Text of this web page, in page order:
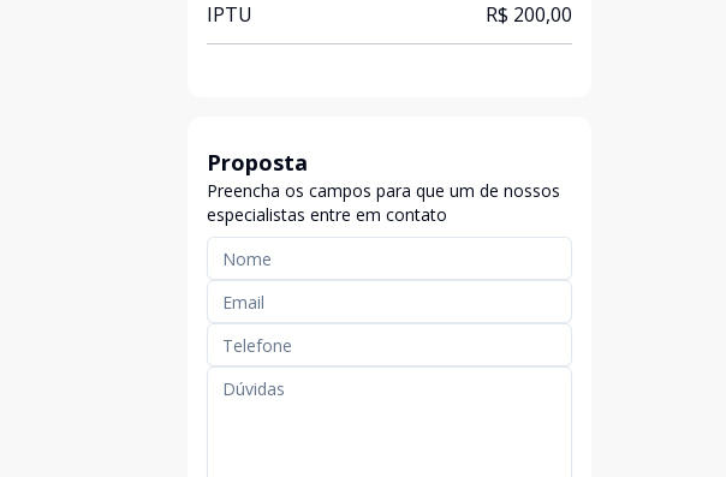
IPTU R$ 200,00
Proposta
Preencha os campos para que um de nossos
especialistas entre em contato